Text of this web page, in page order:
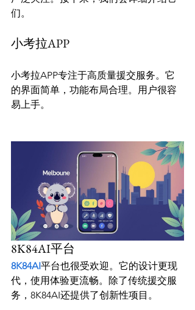
小考拉APP
小考拉APP专注于高质量援交服务。它
的界面简单，功能布局合理。用户很容
易上手。
8K84AI平台
8K84AI平台也很受欢迎。它的设计更现
代，使用体验更流畅。除了传统援交服
务，8K84AI还提供了创新性项目。